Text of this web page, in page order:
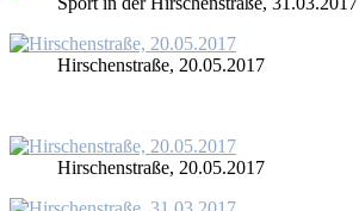
Hir­schen­stra­ße, 20.05.2017
Hir­schen­stra­ße, 20.05.2017